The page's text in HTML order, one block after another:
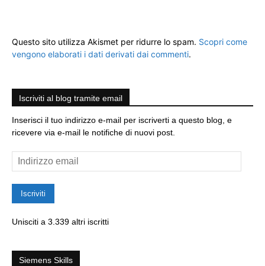
Questo sito utilizza Akismet per ridurre lo spam. Scopri come
vengono elaborati i dati derivati dai commenti.
Iscriviti al blog tramite email
Inserisci il tuo indirizzo e-mail per iscriverti a questo blog, e
ricevere via e-mail le notifiche di nuovi post.
Indirizzo
email
Iscriviti
Unisciti a 3.339 altri iscritti
Siemens Skills